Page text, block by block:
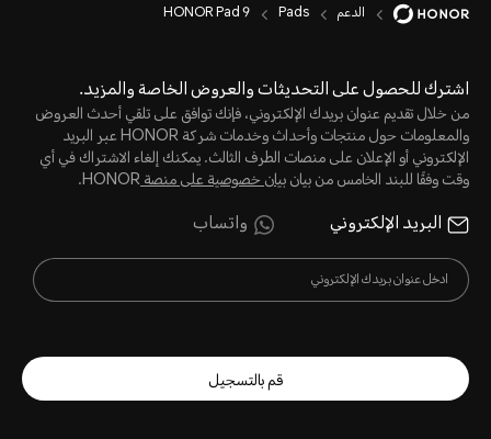
الدعم Pads
HONOR Pad 9
اشترك للحصول على التحديثات والعروض الخاصة والمزيد.
من خلال تقديم عنوان بريدك الإلكتروني، فإنك توافق على تلقي أحدث العروض
والمعلومات حول منتجات وأحداث وخدمات شركة HONOR عبر البريد
الإلكتروني أو الإعلان على منصات الطرف الثالث. يمكنك إلغاء الاشتراك في أي
وقت وفقًا للبند الخامس من بيانبيان خصوصية على منصةHONOR.
البريد الإلكتروني واتساب
قم بالتسجيل